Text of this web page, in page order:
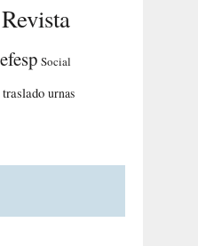
Revista
Social
traslado urnas